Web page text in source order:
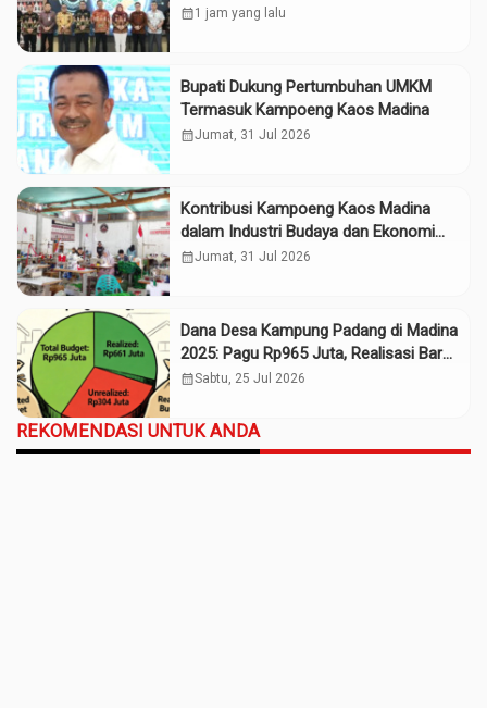
Madina
calendar_month1 jam yang lalu
Bupati Dukung Pertumbuhan UMKM
Termasuk Kampoeng Kaos Madina
calendar_monthJumat, 31 Jul 2026
Kontribusi Kampoeng Kaos Madina
dalam Industri Budaya dan Ekonomi
Daerah
calendar_monthJumat, 31 Jul 2026
Dana Desa Kampung Padang di Madina
2025: Pagu Rp965 Juta, Realisasi Baru
Rp661 Juta
calendar_monthSabtu, 25 Jul 2026
REKOMENDASI UNTUK ANDA